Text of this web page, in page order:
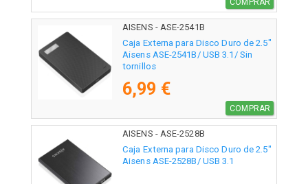
COMPRAR
AISENS - ASE-2541B
Caja Externa para Disco Duro de 2.5"
Aisens ASE-2541B/ USB 3.1/ Sin
tornillos
6,99 €
COMPRAR
AISENS - ASE-2528B
Caja Externa para Disco Duro de 2.5"
Aisens ASE-2528B/ USB 3.1